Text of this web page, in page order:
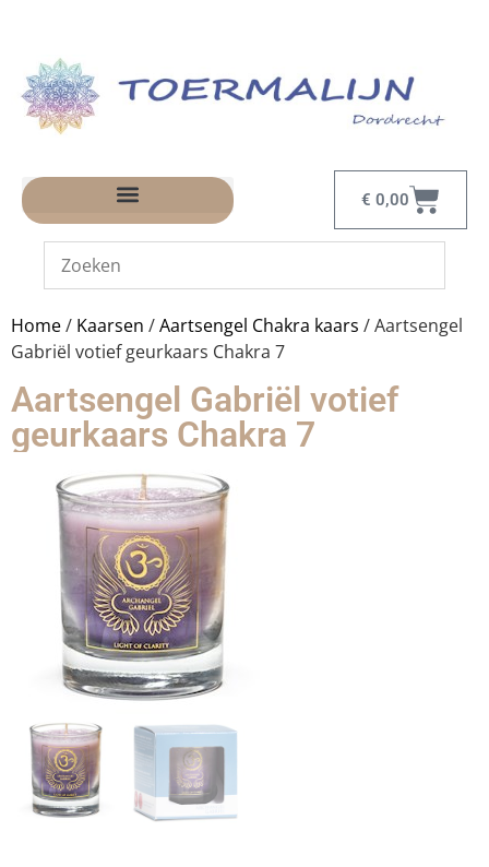
€ 0,00
Home/ Kaarsen /Aartsengel Chakra kaars / Aartsengel
Gabriël votief geurkaars Chakra 7
Aartsengel Gabriël votief
geurkaars Chakra 7